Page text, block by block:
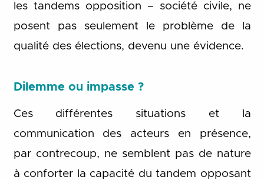
les tandems opposition – société civile, ne
posent pas seulement le problème de la
qualité des élections, devenu une évidence.
Dilemme ou impasse ?
Ces différentes situations et la
communication des acteurs en présence,
par contrecoup, ne semblent pas de nature
à conforter la capacité du tandem opposant